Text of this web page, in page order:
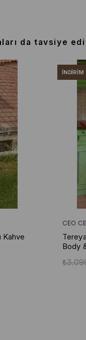
da tavsiye
Kahve
CEO
Body
İNDIRIM